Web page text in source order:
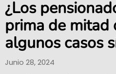
¿Los
prima de mitad
algunos casos
Junio 28, 2024